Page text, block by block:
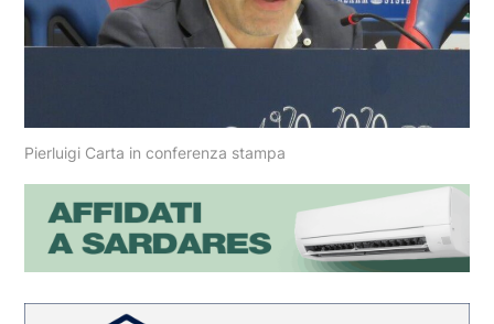
Pierluigi Carta in conferenza stampa